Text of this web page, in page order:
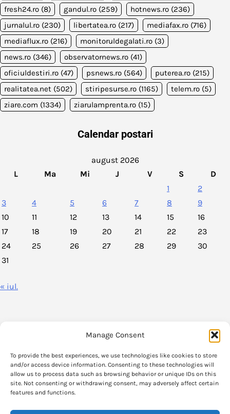
Manage Consent
To provide the best experiences, we use technologies like cookies to store
and/or access device information. Consenting to these technologies will
allow us to process data such as browsing behavior or unique IDs on this
site. Not consenting or withdrawing consent, may adversely affect certain
features and functions.
fresh24.ro (8) gandul.ro (259) hotnews.ro (236)
jurnalul.ro (230) libertatea.ro (217) mediafax.ro (716)
mediaflux.ro (216) monitoruldegalati.ro (3)
news.ro (346) observatornews.ro (41)
oficiuldestiri.ro (47) psnews.ro (564) puterea.ro (215)
realitatea.net (502) stiripesurse.ro (1165) telem.ro (5)
ziare.com (1334) ziarulamprenta.ro (15)
Calendar postari
august 2026
L
Ma Mi J V S
D
1
2
3
4 5 6 7 8
9
10
11 12 13 14 15
16
17
18 19 20 21 22
23
24
25 26 27 28 29
30
31
« iul.
Romania.
Informatia care se gaseste pe VoxPolitica.ro si parerile exprimate in aceste
articole apartin strict autorilor originali.